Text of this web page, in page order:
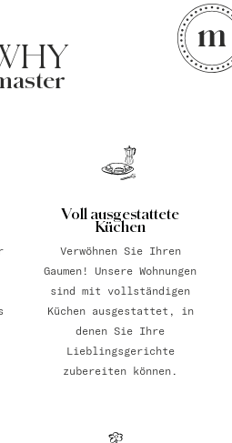
Voll ausgestattete
Küchen
Verwöhnen Sie Ihren
Gaumen! Unsere Wohnungen
sind mit vollständigen
Küchen ausgestattet, in
denen Sie Ihre
Lieblingsgerichte
zubereiten können.